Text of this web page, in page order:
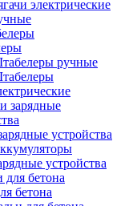
электрические
ручные
устройства
устройства
бетона